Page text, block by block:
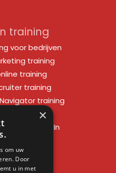
training
voor bedrijven
training
training
training
training
training
LinkedIn
training
workshop
cursus
×
om uw
Door
u in met